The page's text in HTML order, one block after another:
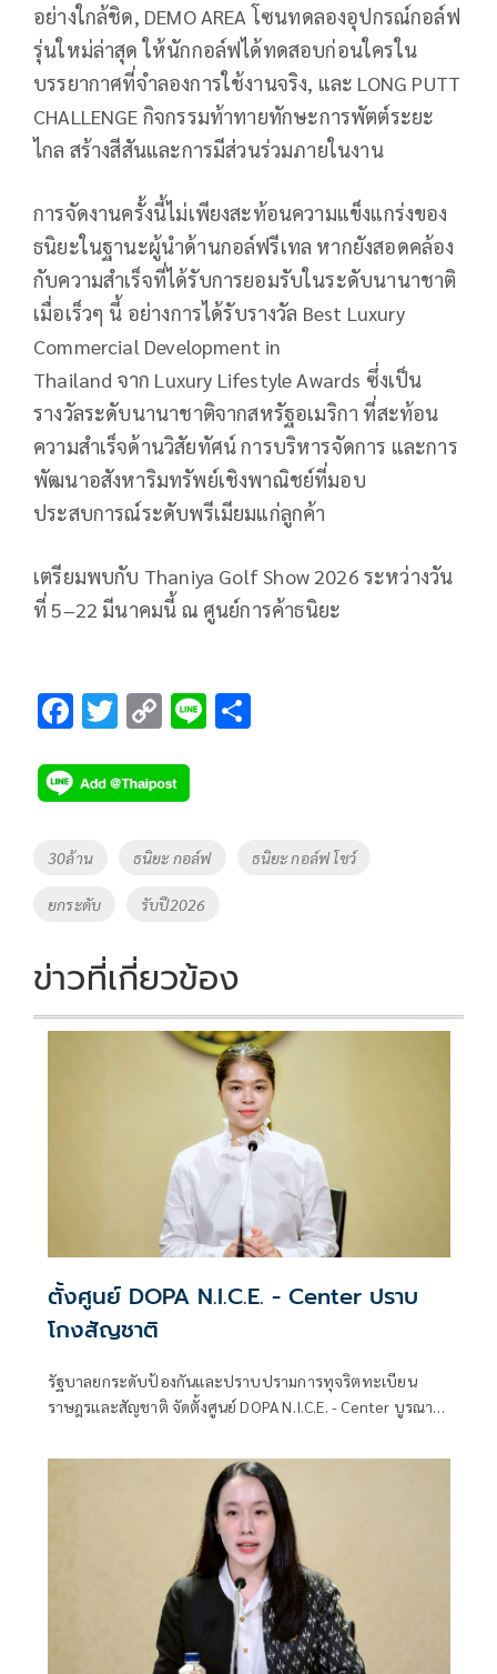
อย่างใกล้ชิด, DEMO AREA โซนทดลองอุปกรณ์กอล์ฟ
รุ่นใหม่ล่าสุด ให้นักกอล์ฟได้ทดสอบก่อนใครใน
บรรยากาศที่จำลองการใช้งานจริง, และ LONG PUTT
CHALLENGE กิจกรรมท้าทายทักษะการพัตต์ระยะ
ไกล สร้างสีสันและการมีส่วนร่วมภายในงาน
การจัดงานครั้งนี้ไม่เพียงสะท้อนความแข็งแกร่งของ
ธนิยะในฐานะผู้นำด้านกอล์ฟรีเทล หากยังสอดคล้อง
กับความสำเร็จที่ได้รับการยอมรับในระดับนานาชาติ
เมื่อเร็วๆ นี้ อย่างการได้รับรางวัล Best Luxury
Commercial Development in
Thailand จาก Luxury Lifestyle Awards ซึ่งเป็น
รางวัลระดับนานาชาติจากสหรัฐอเมริกา ที่สะท้อน
ความสำเร็จด้านวิสัยทัศน์ การบริหารจัดการ และการ
พัฒนาอสังหาริมทรัพย์เชิงพาณิชย์ที่มอบ
ประสบการณ์ระดับพรีเมียมแก่ลูกค้า
เตรียมพบกับ Thaniya Golf Show 2026 ระหว่างวัน
ที่5–22 มีนาคมนี้ ณ ศูนย์การค้าธนิยะ
F
e
b
o
o
k
T
tt
er
C
p
y
Li
n
k
Li
Tags
30ล้าน ธนิยะ กอล์ฟ ธนิยะ กอล์ฟ โชว์
ยกระดับ รับปี2026
ข่าวที่เกี่ยวข้อง
ตั้งศูนย์ DOPA N.I.C.E. - Center ปราบ
โกงสัญชาติ
รัฐบาลยกระดับป้องกันและปราบปรามการทุจริตทะเบียน
ราษฎรและสัญชาติ จัดตั้งศูนย์ DOPA N.I.C.E. - Center บูรณา